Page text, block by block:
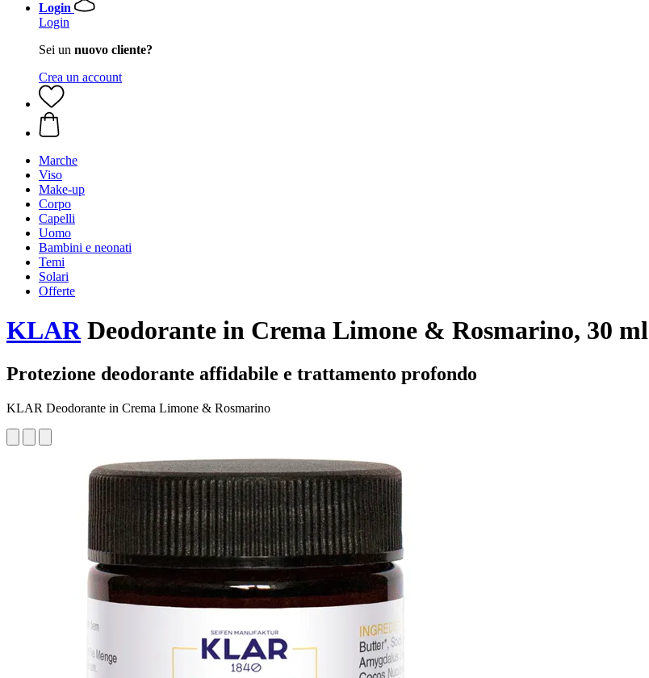
Login
Login
Sei un nuovo cliente?
Crea un account
Marche
Viso
Make-up
Corpo
Capelli
Uomo
Bambini e neonati
Temi
Solari
Offerte
KLARDeodorante in Crema Limone & Rosmarino, 30 ml
Protezione deodorante affidabile e trattamento profondo
KLAR Deodorante in Crema Limone & Rosmarino